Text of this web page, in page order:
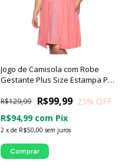
Jogo de Camisola com Robe
Gestante Plus Size Estampa Poá
R$99,99
R$129,99 23% OFF
2 x de R$50,00 sem juros
R$94,99 com Pix
Comprar